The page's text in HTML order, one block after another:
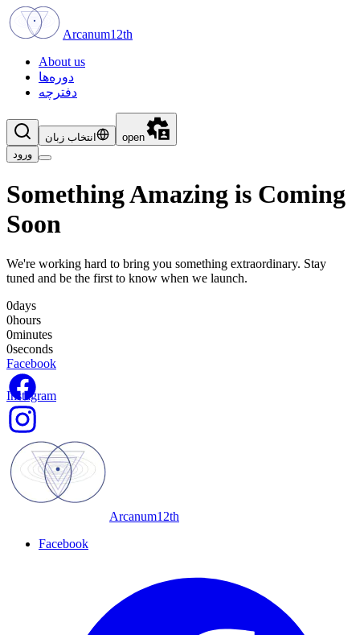
Arcanum12th
About us
دوره‌ها
دفترچه
انتخاب زبان
open
ورود
Something Amazing is Coming
Soon
We're working hard to bring you something extraordinary. Stay
tuned and be the first to know when we launch.
0days
0hours
0minutes
0seconds
Facebook
Instagram
Arcanum12th
Facebook